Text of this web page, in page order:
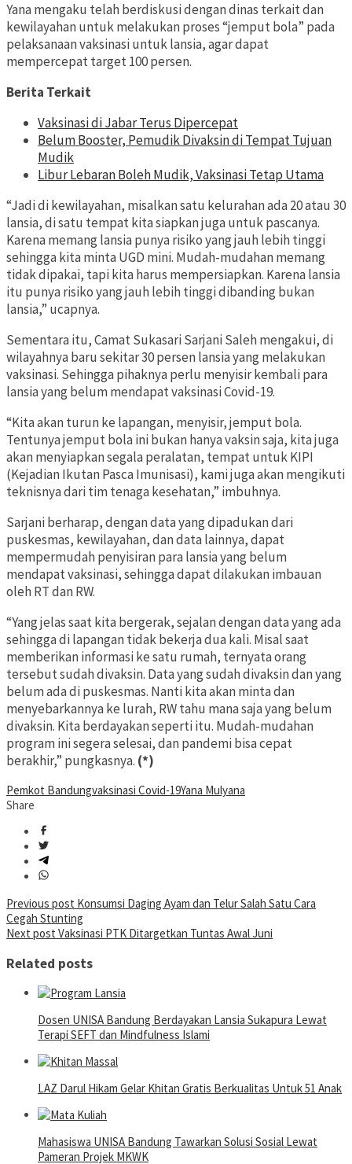
Yana mengaku telah berdiskusi dengan dinas terkait dan
kewilayahan untuk melakukan proses “jemput bola” pada
pelaksanaan vaksinasi untuk lansia, agar dapat
mempercepat target 100 persen.
Berita Terkait
Vaksinasi di Jabar Terus Dipercepat
Belum Booster, Pemudik Divaksin di Tempat Tujuan
Mudik
Libur Lebaran Boleh Mudik, Vaksinasi Tetap Utama
“Jadi di kewilayahan, misalkan satu kelurahan ada 20 atau 30
lansia, di satu tempat kita siapkan juga untuk pascanya.
Karena memang lansia punya risiko yang jauh lebih tinggi
sehingga kita minta UGD mini. Mudah-mudahan memang
tidak dipakai, tapi kita harus mempersiapkan. Karena lansia
itu punya risiko yang jauh lebih tinggi dibanding bukan
lansia,” ucapnya.
Sementara itu, Camat Sukasari Sarjani Saleh mengakui, di
wilayahnya baru sekitar 30 persen lansia yang melakukan
vaksinasi. Sehingga pihaknya perlu menyisir kembali para
lansia yang belum mendapat vaksinasi Covid-19.
“Kita akan turun ke lapangan, menyisir, jemput bola.
Tentunya jemput bola ini bukan hanya vaksin saja, kita juga
akan menyiapkan segala peralatan, tempat untuk KIPI
(Kejadian Ikutan Pasca Imunisasi), kami juga akan mengikuti
teknisnya dari tim tenaga kesehatan,” imbuhnya.
Sarjani berharap, dengan data yang dipadukan dari
puskesmas, kewilayahan, dan data lainnya, dapat
mempermudah penyisiran para lansia yang belum
mendapat vaksinasi, sehingga dapat dilakukan imbauan
oleh RT dan RW.
“Yang jelas saat kita bergerak, sejalan dengan data yang ada
sehingga di lapangan tidak bekerja dua kali. Misal saat
memberikan informasi ke satu rumah, ternyata orang
tersebut sudah divaksin. Data yang sudah divaksin dan yang
belum ada di puskesmas. Nanti kita akan minta dan
menyebarkannya ke lurah, RW tahu mana saja yang belum
divaksin. Kita berdayakan seperti itu. Mudah-mudahan
program ini segera selesai, dan pandemi bisa cepat
berakhir,” pungkasnya. (*)
Pemkot Bandungvaksinasi Covid-19Yana Mulyana
Share
Post
navigation
Previous post Konsumsi Daging Ayam dan Telur Salah Satu Cara
Cegah Stunting
Next post Vaksinasi PTK Ditargetkan Tuntas Awal Juni
Related posts
Dosen UNISA Bandung Berdayakan Lansia Sukapura Lewat
Terapi SEFT dan Mindfulness Islami
LAZ Darul Hikam Gelar Khitan Gratis Berkualitas Untuk 51 Anak
Mahasiswa UNISA Bandung Tawarkan Solusi Sosial Lewat
Pameran Projek MKWK